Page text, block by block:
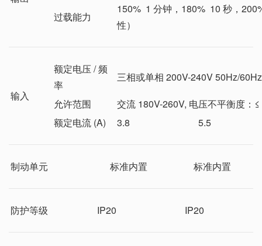
过载能力
150% 1 分钟，180% 10 秒，
性）
输入
额定电压 / 频
率
三相或单相 200V-240V 50Hz/60Hz
允许范围
交流 180V-260V, 电压不平衡度：
额定电流 (A)
3.8 5.5
制动单元 标准内置 标准内置
防护等级 IP20 IP20